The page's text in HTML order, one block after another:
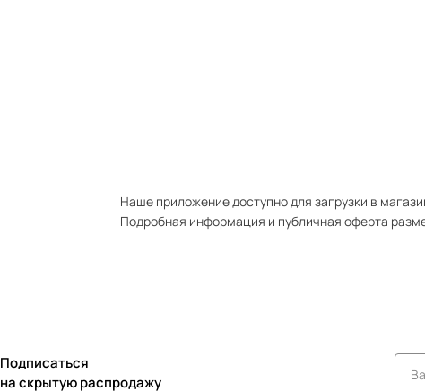
Наше приложение доступно для загрузки в
Подробная информация и публичная оферта
Подписаться
на скрытую распродажу